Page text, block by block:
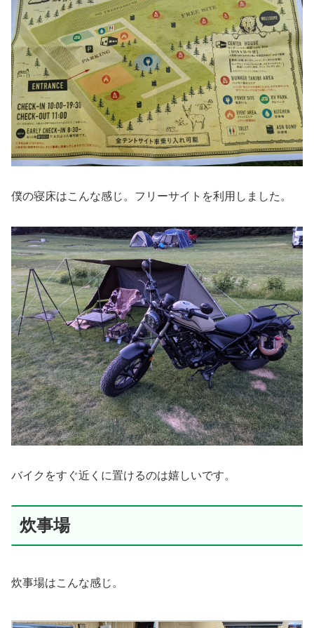
僕の寝床はこんな感じ。フリーサイトを利用しました。
バイクをすぐ近くに置けるのは嬉しいです。
炊事場
炊事場はこんな感じ。